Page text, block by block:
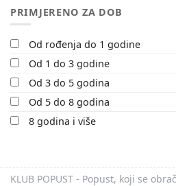
PRIMJERENO ZA DOB
Od rođenja do 1 godine
Od 1 do 3 godine
Od 3 do 5 godina
Od 5 do 8 godina
8 godina i više
KLUB POPUST - Popust, koji se